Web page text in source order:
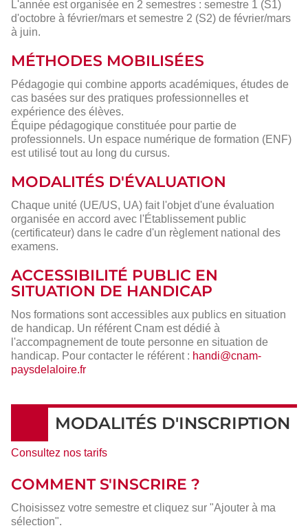
L'année est organisée en 2 semestres : semestre 1 (S1)
d'octobre à février/mars et semestre 2 (S2) de février/mars
à juin.
MÉTHODES MOBILISÉES
Pédagogie qui combine apports académiques, études de
cas basées sur des pratiques professionnelles et
expérience des élèves.
Équipe pédagogique constituée pour partie de
professionnels. Un espace numérique de formation (ENF)
est utilisé tout au long du cursus.
MODALITÉS D'ÉVALUATION
Chaque unité (UE/US, UA) fait l'objet d'une évaluation
organisée en accord avec l'Établissement public
(certificateur) dans le cadre d'un règlement national des
examens.
ACCESSIBILITÉ PUBLIC EN
SITUATION DE HANDICAP
Nos formations sont accessibles aux publics en situation
de handicap. Un référent Cnam est dédié à
l'accompagnement de toute personne en situation de
handicap. Pour contacter le référent : handi@cnam-
paysdelaloire.fr
MODALITÉS D'INSCRIPTION
Consultez nos tarifs
COMMENT S'INSCRIRE ?
Choisissez votre semestre et cliquez sur "Ajouter à ma
sélection".